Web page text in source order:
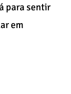
para sentir
em